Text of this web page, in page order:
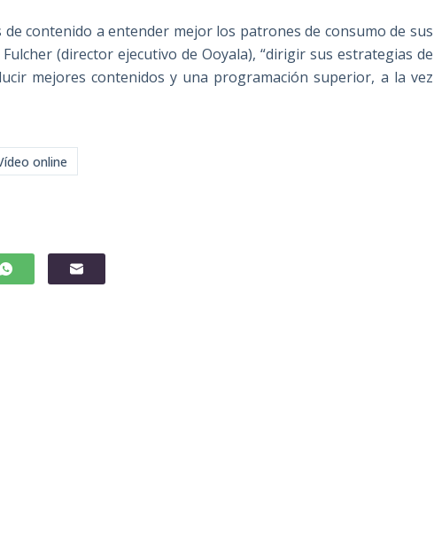
contenido a entender mejor los patrones de consumo de sus
(director ejecutivo de Ooyala), “dirigir sus estrategias de
mejores contenidos y una programación superior, a la vez
online